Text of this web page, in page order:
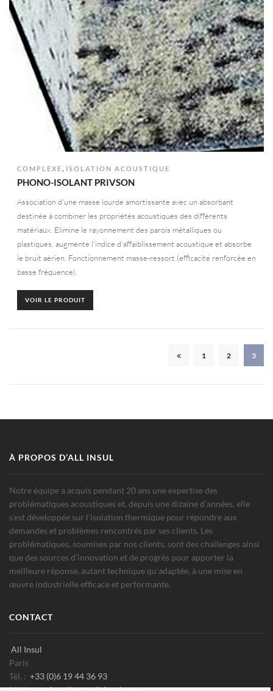
COMPLEXE, ISOLATION ACOUSTIQUE
PHONO-ISOLANT PRIVSON
Association d'une masse lourde amortissante avec un absorbant
destinée à combiner les propriétés acoustiques des différents
matériaux. Elimine le rayonnement des parois métalliques ou
plastiques, augmente l'indice d'affaiblissement acoustique et absorbe
le bruit aérien. Fonctionnement masse-ressort (efficacité renforcée en
basse fréquence).
VOIR LE PRODUIT
1 2 3
À PROPOS D’ALL INSUL
Notre équipe a acquis pendant 20 ans une expertise des
problématiques acoustiques et, depuis une dizaine d’années, elle
s’est développée sur l’isolation thermique pour répondre aux
demandes et problèmes rencontrés par ses clients. Les
problématiques, soumises par nos clients, sont des challenges ainsi
que des sources d’innovation et de progrès pour apporter la
meilleure réponse, autant technique qu’adaptée, à une mise en
œuvre industrielle efficace et performante.
CONTACT
All Insul
Paris
Tél. : +33 (0)6 19 44 36 93